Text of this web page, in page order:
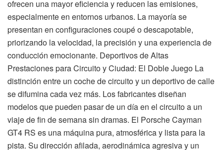
ofrecen una mayor eficiencia y reducen las emisiones,
especialmente en entornos urbanos. La mayoría se
presentan en configuraciones coupé o descapotable,
priorizando la velocidad, la precisión y una experiencia de
conducción emocionante. Deportivos de Altas
Prestaciones para Circuito y Ciudad: El Doble Juego La
distinción entre un coche de circuito y un deportivo de calle
se difumina cada vez más. Los fabricantes diseñan
modelos que pueden pasar de un día en el circuito a un
viaje de fin de semana sin dramas. El Porsche Cayman
GT4 RS es una máquina pura, atmosférica y lista para la
pista. Su dirección afilada, aerodinámica agresiva y un